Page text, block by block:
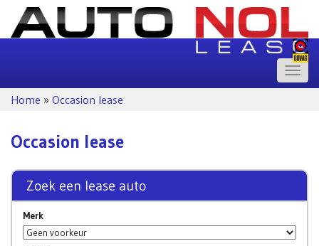
Toggle
Home » Occasion lease
Occasion lease
Zoek een lease auto
Merk